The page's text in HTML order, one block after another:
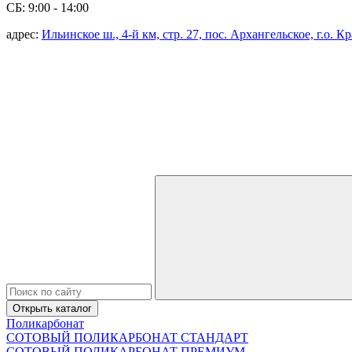
СБ: 9:00 - 14:00
адрес: Ильинское ш., 4-й км, стр. 27, пос. Архангельское, г.о.
Открыть каталог
Поликарбонат
СОТОВЫЙ ПОЛИКАРБОНАТ СТАНДАРТ